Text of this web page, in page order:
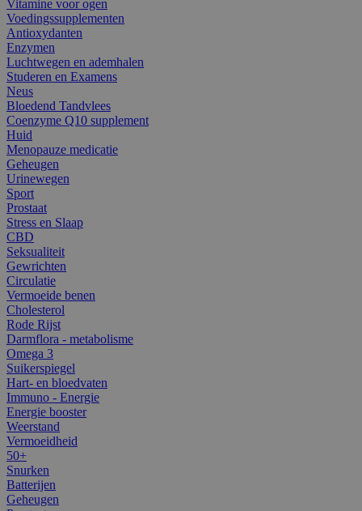
Vitamine voor ogen
Voedingssupplementen
Antioxydanten
Enzymen
Luchtwegen en ademhalen
Studeren en Examens
Neus
Bloedend Tandvlees
Coenzyme Q10 supplement
Huid
Menopauze medicatie
Geheugen
Urinewegen
Sport
Prostaat
Stress en Slaap
CBD
Seksualiteit
Gewrichten
Circulatie
Vermoeide benen
Cholesterol
Rode Rijst
Darmflora - metabolisme
Omega 3
Suikerspiegel
Hart- en bloedvaten
Immuno - Energie
Energie booster
Weerstand
Vermoeidheid
50+
Snurken
Batterijen
Geheugen